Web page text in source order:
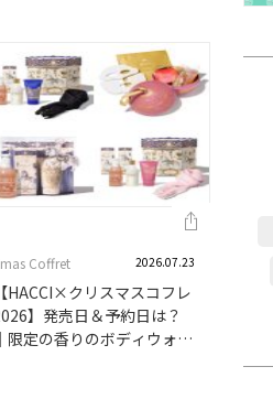
Coffret 2026.07.23
【HACCI×クリスマスコフレ
】発売日＆予約日は？
｜限定の香りのボディウォッ